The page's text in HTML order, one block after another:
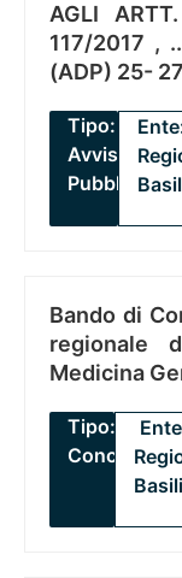
AGLI
117/2017 ,
(ADP) 25- 27
Tipo:
Avviso
Pubblico
Bando di
regionale
Medicina
Tipo:
Concorsi